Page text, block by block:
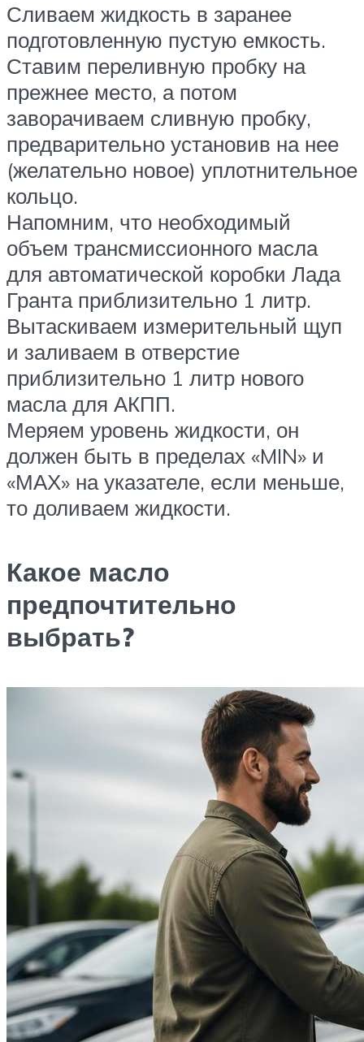
Сливаем жидкость в заранее
подготовленную пустую емкость.
Ставим переливную пробку на
прежнее место, а потом
заворачиваем сливную пробку,
предварительно установив на нее
(желательно новое) уплотнительное
кольцо.
Напомним, что необходимый
объем трансмиссионного масла
для автоматической коробки Лада
Гранта приблизительно 1 литр.
Вытаскиваем измерительный щуп
и заливаем в отверстие
приблизительно 1 литр нового
масла для АКПП.
Меряем уровень жидкости, он
должен быть в пределах «MIN» и
«МАХ» на указателе, если меньше,
то доливаем жидкости.
Какое масло
предпочтительно
выбрать?